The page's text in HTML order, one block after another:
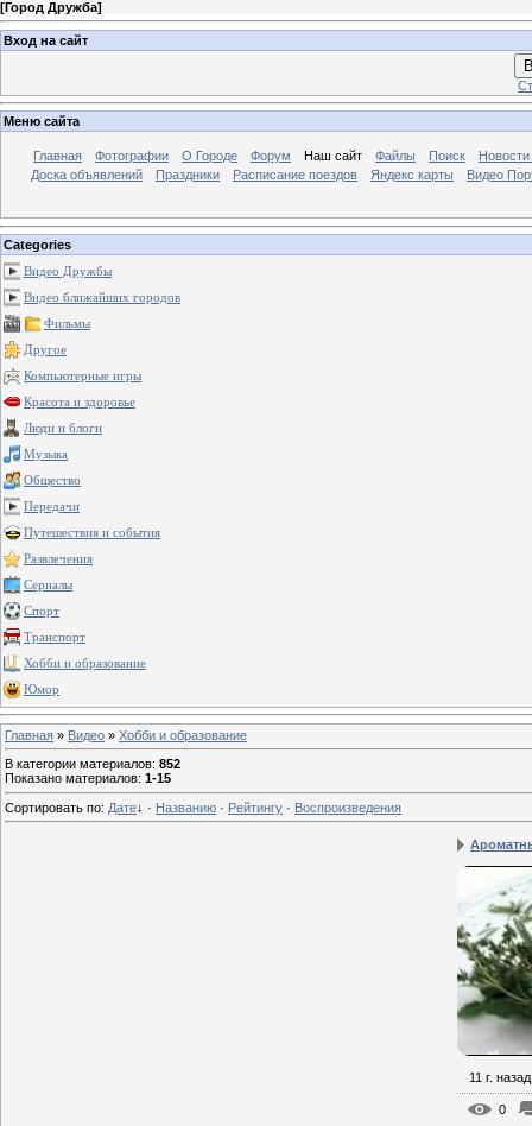
[Город Дружба]
Вход на сайт
Меню сайта
Главная Фотографии О Городе Форум Наш сайт Файлы Поиск
Доска объявлений
Праздники Расписание поездов Яндекс карты Видео
Categories
Видео Дружбы
Видео ближайших городов
Фильмы
Другое
Компьютерные игры
Красота и здоровье
Люди и блоги
Музыка
Общество
Передачи
Путешествия и события
Развлечения
Сериалы
Спорт
Транспорт
Хобби и образование
Юмор
Главная » Видео » Хобби и образование
В категории материалов: 852
Показано материалов: 1-15
Сортировать по: Дате↓ · Названию · Рейтингу · Воспроизведения
11 г. назад
0